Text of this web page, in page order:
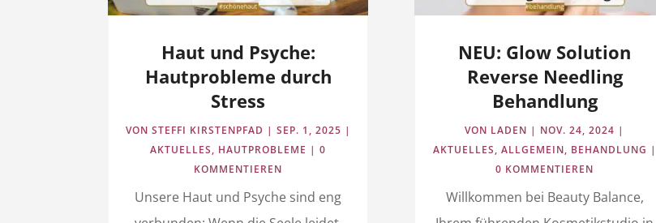
Haut und Psyche:
Hautprobleme durch
Stress
VON STEFFI KIRSTENPFAD | SEP. 1, 2025 |
AKTUELLES, HAUTPROBLEME | 0
KOMMENTIEREN
Unsere Haut und Psyche sind eng
NEU: Glow Solution
Reverse Needling
Behandlung
VON LADEN | NOV. 24, 2024 |
AKTUELLES, ALLGEMEIN, BEHANDLUNG |
0 KOMMENTIEREN
Willkommen bei Beauty Balance,